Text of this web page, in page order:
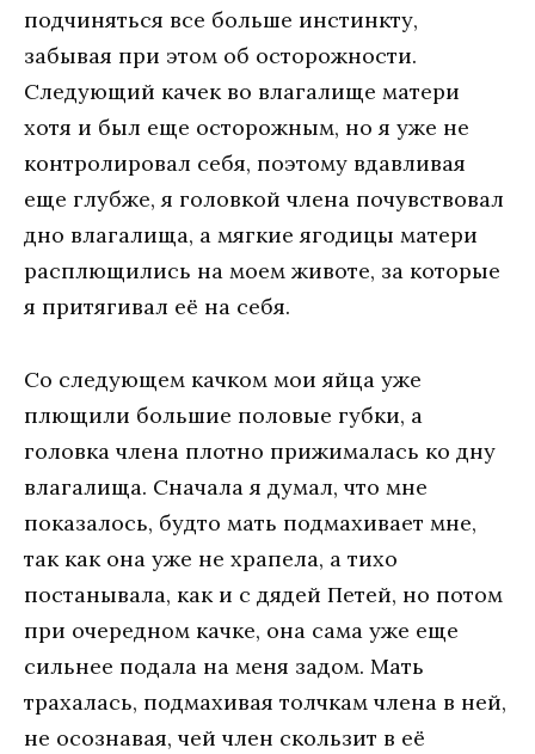
подчиняться все больше инстинкту,
забывая при этом об осторожности.
Следующий качек во влагалище матери
хотя и был еще осторожным, но я уже не
контролировал себя, поэтому вдавливая
еще глубже, я головкой члена почувствовал
дно влагалища, а мягкие ягодицы матери
расплющились на моем животе, за которые
я притягивал её на себя.
Со следующем качком мои яйца уже
плющили большие половые губки, а
головка члена плотно прижималась ко дну
влагалища. Сначала я думал, что мне
показалось, будто мать подмахивает мне,
так как она уже не храпела, а тихо
постанывала, как и с дядей Петей, но потом
при очередном качке, она сама уже еще
сильнее подала на меня задом. Мать
трахалась, подмахивая толчкам члена в ней,
не осознавая, чей член скользит в её